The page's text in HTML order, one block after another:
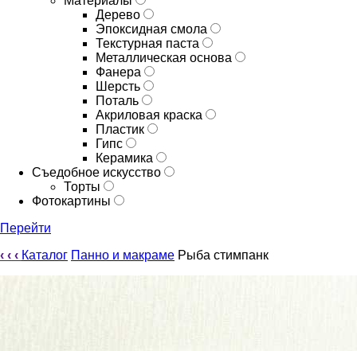
Дерево
Эпоксидная смола
Текстурная паста
Металлическая основа
Фанера
Шерсть
Поталь
Акриловая краска
Пластик
Гипс
Керамика
Съедобное искусство
Торты
Фотокартины
Перейти
‹ ‹ ‹ Каталог Панно и макраме Рыба стимпанк